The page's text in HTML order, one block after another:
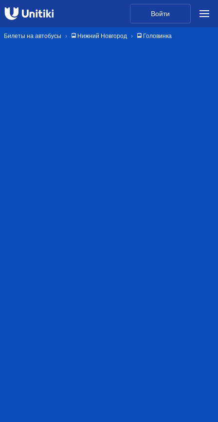
Войти
Билеты на автобусы 🚍 Нижний Новгород 🚍 Головинка